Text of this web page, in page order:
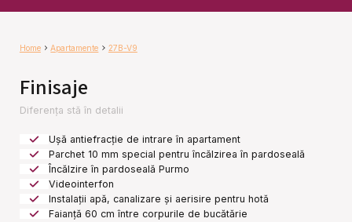
Home Apartamente 27B-V9
Finisaje
Diferența stă în detalii
Ușă antiefracție de intrare în apartament
Parchet 10 mm special pentru încălzirea în pardoseală
Încălzire în pardoseală Purmo
Videointerfon
Instalații apă, canalizare și aerisire pentru hotă
Faianță 60 cm între corpurile de bucătărie